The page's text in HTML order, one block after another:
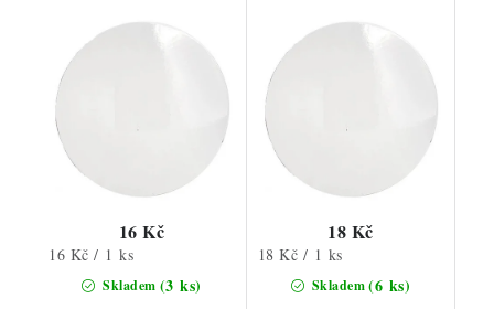
Skladem (3 ks)
16 Kč
Měrná
16 Kč / 1 ks
Skladem(6 ks)
18 Kč
Měrná
18 Kč / 1 ks